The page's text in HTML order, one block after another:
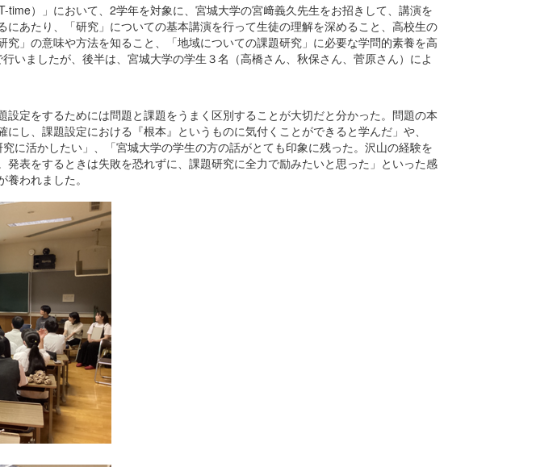
）」において、2学年を対象に、宮城大学の宮﨑義久先生をお招きして、講演を
あたり、「研究」についての基本講演を行って生徒の理解を深めること、高校生の
」の意味や方法を知ること、「地域についての課題研究」に必要な学問的素養を高
いましたが、後半は、宮城大学の学生３名（高橋さん、秋保さん、菅原さん）によ
定をするためには問題と課題をうまく区別することが大切だと分かった。問題の本
し、課題設定における『根本』というものに気付くことができると学んだ」や、
に活かしたい」、「宮城大学の学生の方の話がとても印象に残った。沢山の経験を
表をするときは失敗を恐れずに、課題研究に全力で励みたいと思った」といった感
われました。